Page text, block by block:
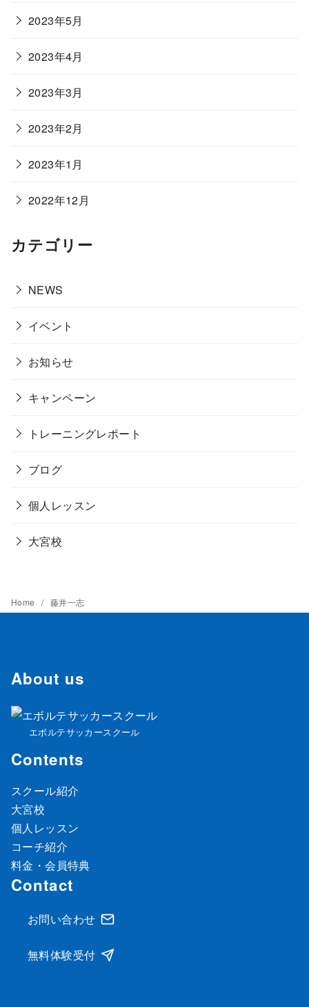
2023年5月
2023年4月
2023年3月
2023年2月
2023年1月
2022年12月
カテゴリー
NEWS
イベント
お知らせ
キャンペーン
トレーニングレポート
ブログ
個人レッスン
大宮校
Home 藤井一志
About us
エボルテサッカースクール
Contents
スクール紹介
大宮校
個人レッスン
コーチ紹介
料金・会員特典
Contact
お問い合わせ
無料体験受付